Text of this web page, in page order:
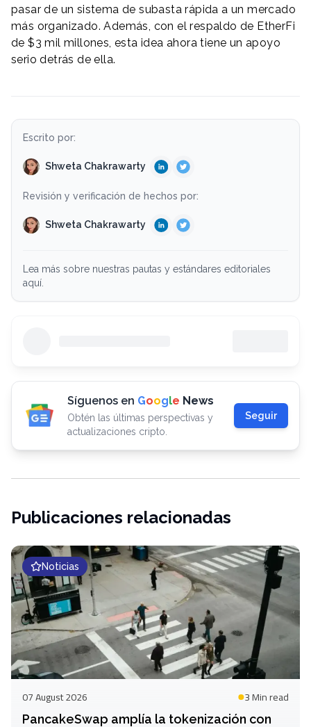
pasar de un sistema de subasta rápida a un mercado
más organizado. Además, con el respaldo de EtherFi
de $3 mil millones, esta idea ahora tiene un apoyo
serio detrás de ella.
Escrito por:
Shweta Chakrawarty
Revisión y verificación de hechos por:
Shweta Chakrawarty
Lea más sobre nuestras pautas y estándares editoriales
aquí.
Síguenos en Google News
Obtén las últimas perspectivas y
actualizaciones cripto.
Seguir
Publicaciones relacionadas
Noticias
07 August 2026 3 Minread
PancakeSwap amplía la tokenización con